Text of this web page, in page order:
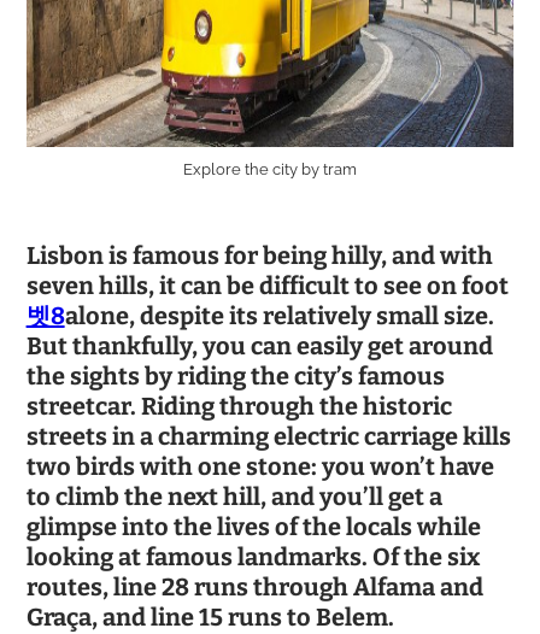
Explore the city by tram
Lisbon is famous for being hilly, and with
seven hills, it can be difficult to see on foot
벳8alone, despite its relatively small size.
But thankfully, you can easily get around
the sights by riding the city’s famous
streetcar. Riding through the historic
streets in a charming electric carriage kills
two birds with one stone: you won’t have
to climb the next hill, and you’ll get a
glimpse into the lives of the locals while
looking at famous landmarks. Of the six
routes, line 28 runs through Alfama and
Graça, and line 15 runs to Belem.